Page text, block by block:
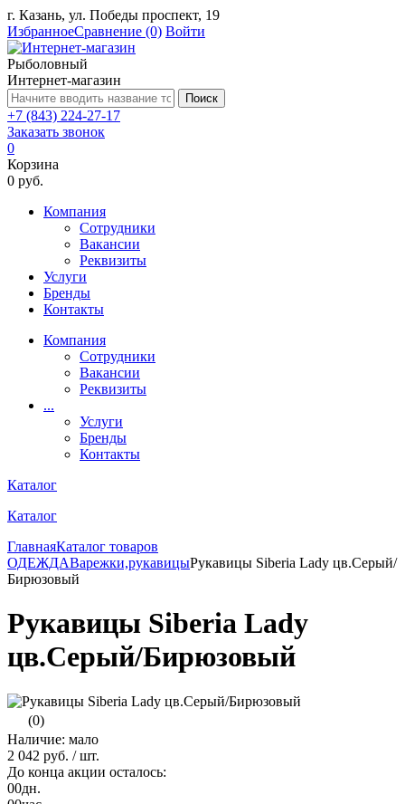
г. Казань, ул. Победы проспект, 19
ИзбранноеСравнение (0) Войти
Рыболовный
Интернет-магазин
Поиск
+7 (843) 224-27-17
Заказать звонок
0
Корзина
0 руб.
Компания
Сотрудники
Вакансии
Реквизиты
Услуги
Бренды
Контакты
Компания
Сотрудники
Вакансии
Реквизиты
...
Услуги
Бренды
Контакты
Каталог
Каталог
ГлавнаяКаталог товаров
ОДЕЖДАВарежки,рукавицыРукавицы Siberia Lady цв.Серый/
Бирюзовый
Рукавицы Siberia Lady
цв.Серый/Бирюзовый
(0)
Наличие: мало
2 042 руб. / шт.
До конца акции осталось:
00дн.